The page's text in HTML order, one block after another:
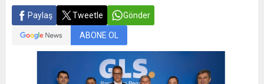
Paylaş Tweetle Gönder
ABONE OL